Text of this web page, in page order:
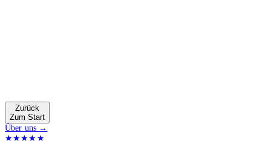
Zurück
Zum Start
Über uns →
★★★★★